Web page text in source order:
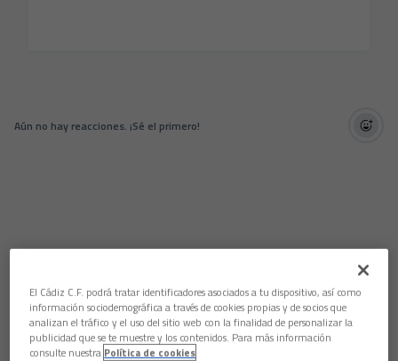
Aún no hay reacciones. ¡Sé el primero!
El Cádiz C.F. podrá tratar identificadores asociados a tu dispositivo, así como
información sociodemográfica a través de cookies propias y de socios que
analizan el tráfico y el uso del sitio web con la finalidad de personalizar la
publicidad que se te muestre y los contenidos. Para más información
consulte nuestra Política de cookies